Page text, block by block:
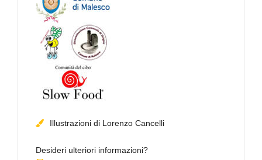
Illustrazioni di Lorenzo Cancelli
Desideri ulteriori informazioni?